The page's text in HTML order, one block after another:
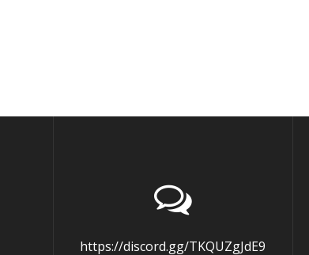
https://discord.gg/TKQUZgJdE9